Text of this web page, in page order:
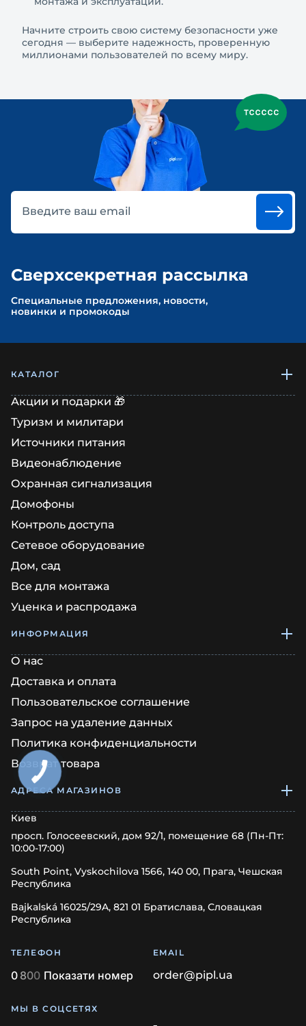
Начните строить свою систему безопасности уже
сегодня — выберите надежность, проверенную
миллионами пользователей по всему миру.
Введите ваш email
Сверхсекретная рассылка
Cпециальные предложения, новости,
новинки и промокоды
КАТАЛОГ
Акции и подарки 🎁
Туризм и милитари
Источники питания
Видеонаблюдение
Охранная сигнализация
Домофоны
Контроль доступа
Сетевое оборудование
Дом, сад
Все для монтажа
Уценка и распродажа
ИНФОРМАЦИЯ
О нас
Доставка и оплата
Пользовательское соглашение
Запрос на удаление данных
Политика конфиденциальности
Возврат товара
АДРЕСА МАГАЗИНОВ
Киев
просп. Голосеевский, дом 92/1, помещение 68 (Пн-Пт:
10:00-17:00)
South Point, Vyskochilova 1566, 140 00, Прага, Чешская
Республика
Bajkalská 16025/29A, 821 01 Братислава, Словацкая
Республика
ТЕЛЕФОН
0 800 Показати номер
EMAIL
order@pipl.ua
МЫ В СОЦСЕТЯХ